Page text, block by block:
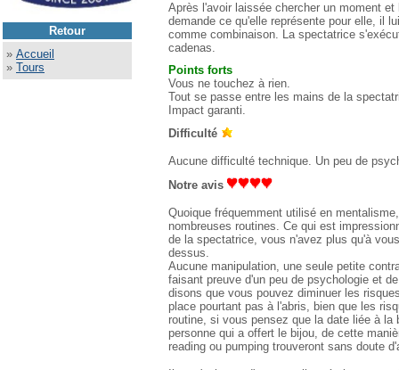
Retour
» Accueil
» Tours
Après l'avoir laissée chercher un moment
demande ce qu'elle représente pour elle, il
comme combinaison. La spectatrice
cadenas.
Points forts
Vous ne touchez à rien.
Tout se passe entre les mains de la
Impact garanti.
Difficulté
Aucune difficulté technique. Un peu de
Notre avis
Quoique fréquemment utilisé en
nombreuses routines. Ce qui est
de la spectatrice, vous n'avez plus qu'à
dessus.
Aucune manipulation, une seule petite
faisant preuve d'un peu de psychologie et
disons que vous pouvez diminuer les
place pourtant pas à l'abris, bien que les
routine, si vous pensez que la date liée à
personne qui a offert le bijou, de cette
reading ou pumping trouveront sans doute